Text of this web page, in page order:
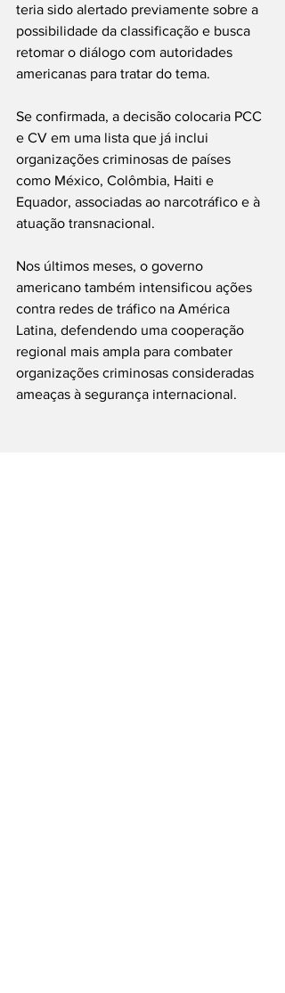
teria sido alertado previamente sobre a
possibilidade da classificação e busca
retomar o diálogo com autoridades
americanas para tratar do tema.
Se confirmada, a decisão colocaria PCC
e CV em uma lista que já inclui
organizações criminosas de países
como México, Colômbia, Haiti e
Equador, associadas ao narcotráfico e à
atuação transnacional.
Nos últimos meses, o governo
americano também intensificou ações
contra redes de tráfico na América
Latina, defendendo uma cooperação
regional mais ampla para combater
organizações criminosas consideradas
ameaças à segurança internacional.